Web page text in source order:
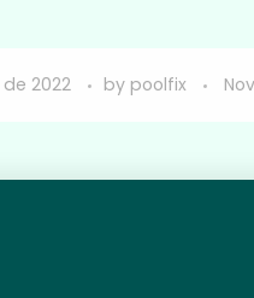
2022 by poolfix